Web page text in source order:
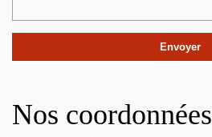
Nos coordonnées